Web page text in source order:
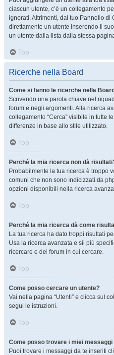
ciascun utente, c’è un collegamento
ignorati. Altrimenti, dal tuo Pannello
direttamente un utente inserendo il
un utente dalla lista dalla stessa
Top
Ricerche nella Board
Come si fanno le ricerche nella
Scrivendo una parola chiave nel
forum e negli argomenti. Alla ricerca
collegamento “Cerca” visibile in tutte
differenze in base allo stile utilizzato.
Top
Perché la mia ricerca non dà
Probabilmente la tua ricerca è troppo
comuni che non sono indicizzati da
opzioni disponibili nella ricerca
Top
Perché la mia ricerca dà come
La tua ricerca ha dato troppi risultati
Usa la ricerca avanzata e sii più
ricercare e dei forum in cui cercare.
Top
Come posso cercare un utente?
Vai nella pagina “Utenti” e clicca sul
segui le istruzioni.
Top
Come posso trovare i miei
Puoi trovare i messaggi da te inseriti